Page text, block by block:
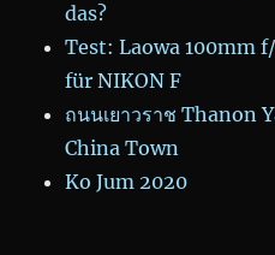
das?
Test: Laowa 100mm
für NIKON F
ถนนเยาวราช Thanon
China Town
Ko Jum 2020